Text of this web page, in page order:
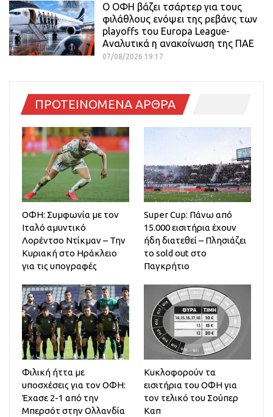
Ο ΟΦΗ βάζει τσάρτερ για τους
φιλάθλους ενόψει της ρεβάνς των
playoffs του Europa League-
Αναλυτικά η ανακοίνωση της ΠΑΕ
07/08/2026 19:17
ΠΡΟΤΕΙΝΟΜΕΝΑ ΑΡΘΡΑ
ΟΦΗ: Συμφωνία με τον
Ιταλό αμυντικό
Λορέντσο Ντίκμαν – Την
Κυριακή στο Ηράκλειο
για τις υπογραφές
Super Cup: Πάνω από
15.000 εισιτήρια έχουν
ήδη διατεθεί – Πλησιάζει
το sold out στο
Παγκρήτιο
Φιλική ήττα με
υποσχέσεις για τον ΟΦΗ:
Έχασε 2-1 από την
Μπερσότ στην Ολλανδία
Κυκλοφορούν τα
εισιτήρια του ΟΦΗ για
τον τελικό του Σούπερ
Καπ